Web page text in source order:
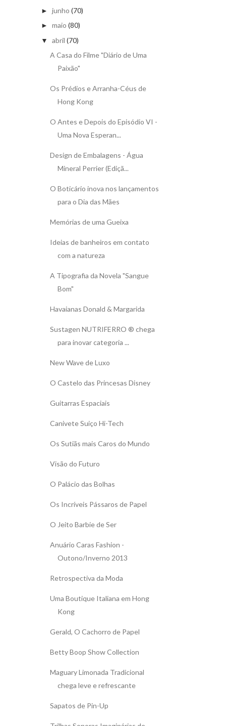
► junho (70)
► maio (80)
▼ abril (70)
A Casa do Filme "Diário de Uma
Paixão"
Os Prédios e Arranha-Céus de
Hong Kong
O Antes e Depois do Episódio VI -
Uma Nova Esperan...
Design de Embalagens - Água
Mineral Perrier (Ediçã...
O Boticário inova nos lançamentos
para o Dia das Mães
Memórias de uma Gueixa
Ideias de banheiros em contato
com a natureza
A Tipografia da Novela "Sangue
Bom"
Havaianas Donald & Margarida
Sustagen NUTRIFERRO ® chega
para inovar categoria ...
New Wave de Luxo
O Castelo das Princesas Disney
Guitarras Espaciais
Canivete Suiço Hi-Tech
Os Sutiãs mais Caros do Mundo
Visão do Futuro
O Palácio das Bolhas
Os Incríveis Pássaros de Papel
O Jeito Barbie de Ser
Anuário Caras Fashion -
Outono/Inverno 2013
Retrospectiva da Moda
Uma Boutique Italiana em Hong
Kong
Gerald, O Cachorro de Papel
Betty Boop Show Collection
Maguary Limonada Tradicional
chega leve e refrescante
Sapatos de Pin-Up